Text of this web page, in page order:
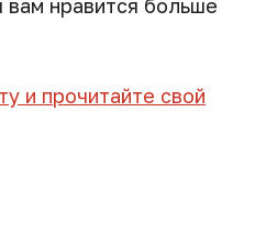
вам нравится больше